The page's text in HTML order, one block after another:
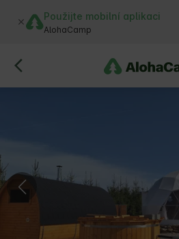
Použijte mobilní aplikaci
AlohaCamp